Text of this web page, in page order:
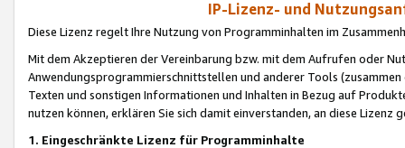
IP-Lizenz- und
Diese Lizenz regelt Ihre Nutzung von Programminhalten im
Mit dem Akzeptieren der Vereinbarung bzw. mit dem Aufrufen oder
Anwendungsprogrammierschnittstellen und anderer Tools (zusammen
Texten und sonstigen Informationen und Inhalten in Bezug auf
nutzen können, erklären Sie sich damit einverstanden, an diese Lizenz
1. Eingeschränkte Lizenz für Programminhalte